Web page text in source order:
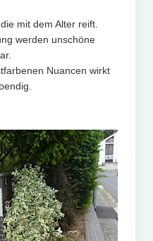
mit dem Alter reift.
werden unschöne
Nuancen wirkt